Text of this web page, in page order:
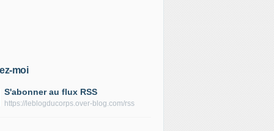
moi
S'abonner au flux RSS
https://leblogducorps.over-blog.com/rss